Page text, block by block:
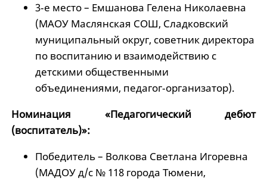
3‑е место – Емшанова Гелена Николаевна
(МАОУ Маслянская СОШ, Сладковский
муниципальный округ, советник директора
по воспитанию и взаимодействию с
детскими общественными
объединениями, педагог‑организатор).
Номинация «Педагогический дебют
(воспитатель)»:
Победитель – Волкова Светлана Игоревна
(МАДОУ д/с № 118 города Тюмени,